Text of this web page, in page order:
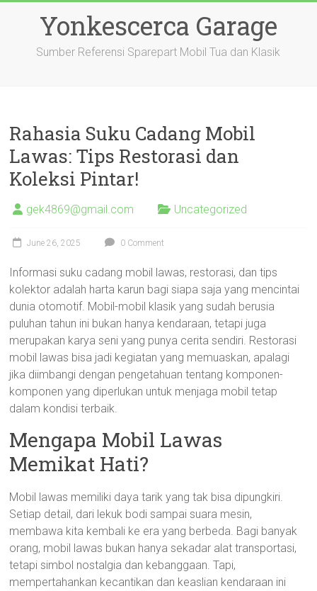
Yonkescerca Garage
Sumber Referensi Sparepart Mobil Tua dan Klasik
Rahasia Suku Cadang Mobil
Lawas: Tips Restorasi dan
Koleksi Pintar!
gek4869@gmail.com Uncategorized
June 26, 2025 0 Comment
Informasi suku cadang mobil lawas, restorasi, dan tips
kolektor adalah harta karun bagi siapa saja yang mencintai
dunia otomotif. Mobil-mobil klasik yang sudah berusia
puluhan tahun ini bukan hanya kendaraan, tetapi juga
merupakan karya seni yang punya cerita sendiri. Restorasi
mobil lawas bisa jadi kegiatan yang memuaskan, apalagi
jika diimbangi dengan pengetahuan tentang komponen-
komponen yang diperlukan untuk menjaga mobil tetap
dalam kondisi terbaik.
Mengapa Mobil Lawas
Memikat Hati?
Mobil lawas memiliki daya tarik yang tak bisa dipungkiri.
Setiap detail, dari lekuk bodi sampai suara mesin,
membawa kita kembali ke era yang berbeda. Bagi banyak
orang, mobil lawas bukan hanya sekadar alat transportasi,
tetapi simbol nostalgia dan kebanggaan. Tapi,
mempertahankan kecantikan dan keaslian kendaraan ini